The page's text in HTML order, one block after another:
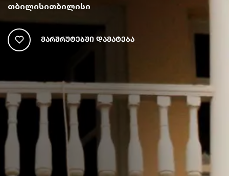
თბილისითბილისი
Მარშრუტებში Დამატება